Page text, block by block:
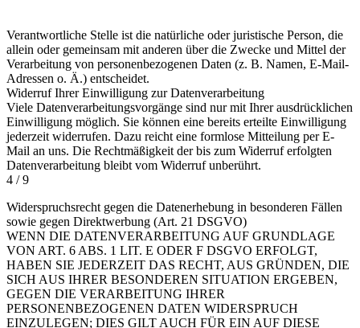
Verantwortliche Stelle ist die natürliche oder juristische Person, die
allein oder gemeinsam mit anderen über die Zwecke und Mittel der
Verarbeitung von personenbezogenen Daten (z. B. Namen, E-Mail-
Adressen o. Ä.) entscheidet.
Widerruf Ihrer Einwilligung zur Datenverarbeitung
Viele Datenverarbeitungsvorgänge sind nur mit Ihrer ausdrücklichen
Einwilligung möglich. Sie können eine bereits erteilte Einwilligung
jederzeit widerrufen. Dazu reicht eine formlose Mitteilung per E-
Mail an uns. Die Rechtmäßigkeit der bis zum Widerruf erfolgten
Datenverarbeitung bleibt vom Widerruf unberührt.
4 / 9
Widerspruchsrecht gegen die Datenerhebung in besonderen Fällen
sowie gegen Direktwerbung (Art. 21 DSGVO)
WENN DIE DATENVERARBEITUNG AUF GRUNDLAGE
VON ART. 6 ABS. 1 LIT. E ODER F DSGVO ERFOLGT,
HABEN SIE JEDERZEIT DAS RECHT, AUS GRÜNDEN, DIE
SICH AUS IHRER BESONDEREN SITUATION ERGEBEN,
GEGEN DIE VERARBEITUNG IHRER
PERSONENBEZOGENEN DATEN WIDERSPRUCH
EINZULEGEN; DIES GILT AUCH FÜR EIN AUF DIESE